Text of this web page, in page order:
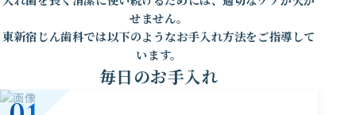
せません。
東新宿じん歯科では以下のようなお手入れ方法をご指導して
います。
毎日のお手入れ